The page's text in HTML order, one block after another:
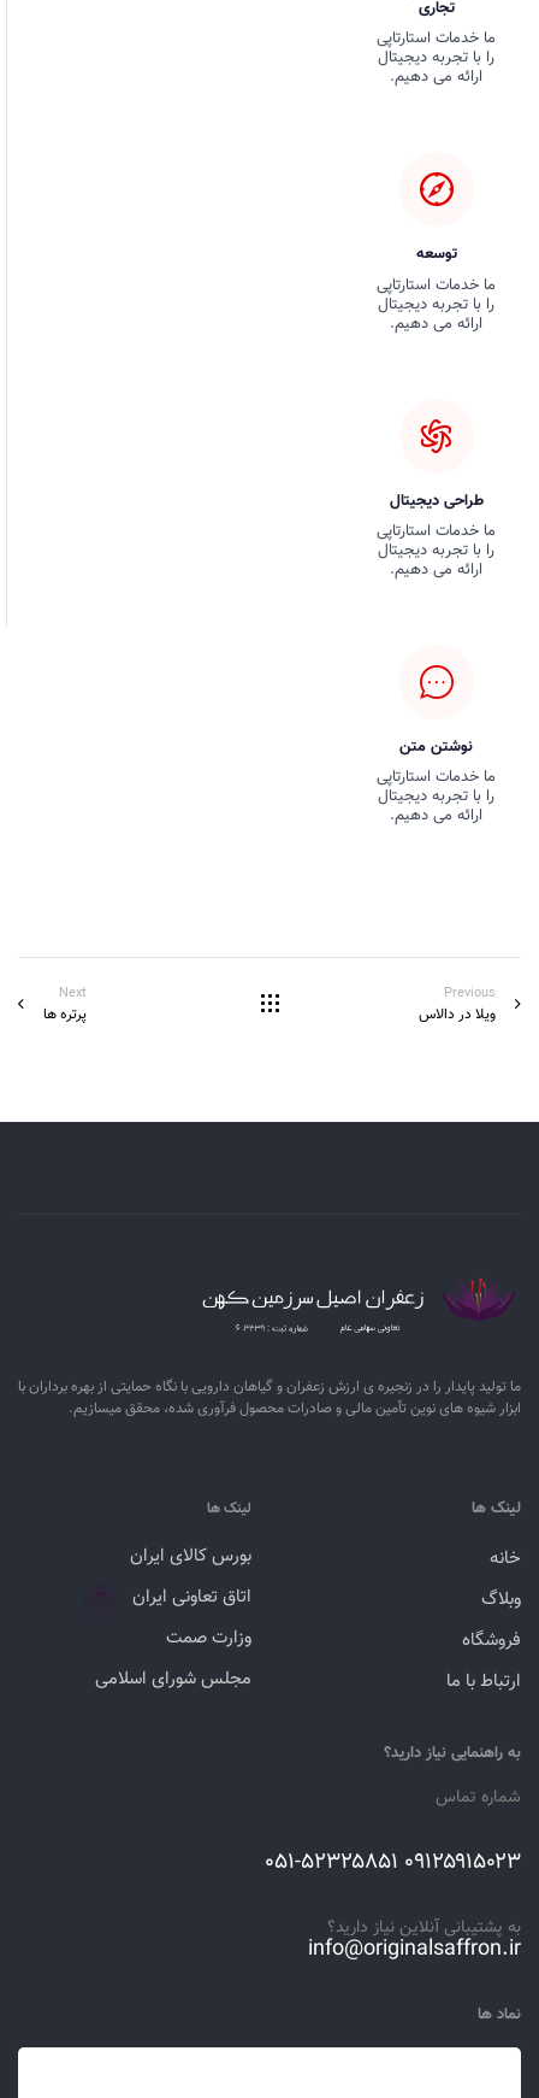
تجاری
ما خدمات استارتاپی
را با تجربه دیجیتال
ارائه می دهیم.
توسعه
ما خدمات استارتاپی
را با تجربه دیجیتال
ارائه می دهیم.
طراحی دیجیتال
ما خدمات استارتاپی
را با تجربه دیجیتال
ارائه می دهیم.
نوشتن متن
ما خدمات استارتاپی
را با تجربه دیجیتال
ارائه می دهیم.
Previous
ویلا در دالاس
Next
پرتره ها
ما تولید پایدار را در زنجیره ­ی­ ارزش زعفران و گیاهان دارویی با نگاه حمایتی از بهره برداران با
ابزار شیوه­ های نوین تأمین مالی و صادرات محصول فرآوری شده، محقق می­سازیم.
لینک ها
خانه
وبلاگ
فروشگاه
ارتباط با ما
لینک ها
بورس کالای ایران
اتاق تعاونی ایران
۳
وزارت صمت
مجلس شورای اسلامی
به راهنمایی نیاز دارید؟
شماره تماس
۰۹۱۲۵۹۱۵۰۲۳ ۰۵۱-۵۲۳۲۵۸۵۱
به پشتیبانی آنلاین نیاز دارید؟
info@originalsaffron.ir
نماد ها